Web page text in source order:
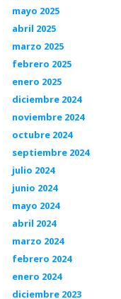
mayo 2025
abril 2025
marzo 2025
febrero 2025
enero 2025
diciembre 2024
noviembre 2024
octubre 2024
septiembre 2024
julio 2024
junio 2024
mayo 2024
abril 2024
marzo 2024
febrero 2024
enero 2024
diciembre 2023